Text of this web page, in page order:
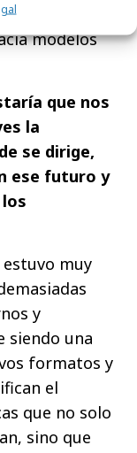
hacer
modelos
que nos
la
se dirige,
ese futuro y
muy
y
siendo una
formatos y
el
que no solo
sino que